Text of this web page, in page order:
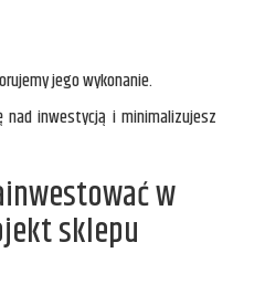
jego wykonanie.
nad inwestycją i minimalizujesz
w
sklepu